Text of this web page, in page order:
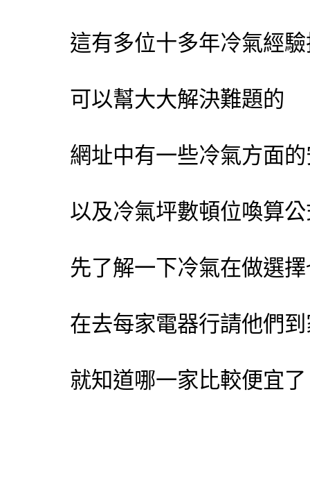
這有多位十多年冷氣經
可以幫大大解決難題的
網址中有一些冷氣方面
以及冷氣坪數頓位喚算
先了解一下冷氣在做選
在去每家電器行請他們
就知道哪一家比較便宜了